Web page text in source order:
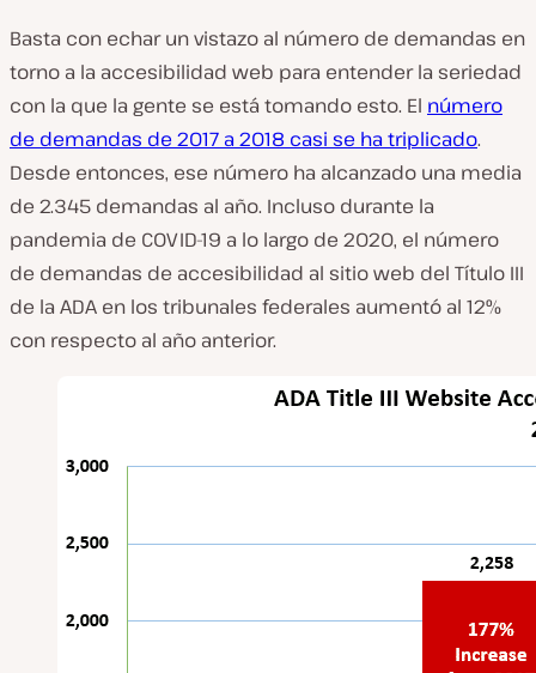
Basta con echar un vistazo al número de demandas en
torno a la accesibilidad web para entender la seriedad
con la que la gente se está tomando esto. El número
de demandas de 2017 a 2018 casi se ha triplicado.
Desde entonces, ese número ha alcanzado una media
de 2.345 demandas al año. Incluso durante la
pandemia de COVID-19 a lo largo de 2020, el número
de demandas de accesibilidad al sitio web del Título III
de la ADA en los tribunales federales aumentó al 12%
con respecto al año anterior.